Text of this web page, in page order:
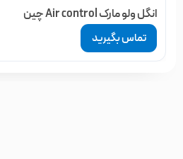
انگل ولو مارک Air control چین
تماس بگیرید